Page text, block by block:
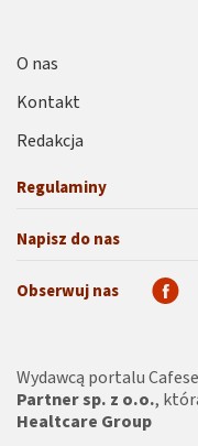
Regulaminy
Napisz do nas
O nas
Kontakt
Redakcja
Obserwuj nas
Wydawcą portalu
Partner sp. z o.o.,
Healtcare Group